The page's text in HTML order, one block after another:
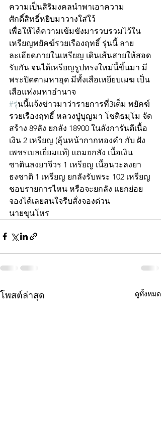
ความเป็นสิริมงคลนำพาเอาความ
ศักดิ์สิทธิ์หยิบมาวางใส่ใว้
เพื่อให้ได้ความเข้มขังมารวบรวมไว้ใน
เหรียญพยัคฆ์รวยเรืองฤทธิ์ รุ่นนี้ ลาย
ละเอียดภายในเหรียญ เดินเส้นสายให้สอด
รับกัน จนได้เหรียญรูปทรงใหม่นี้ขึ้นมา มี
พระปิดตามหาอุด มีทั้งเสือเหยียบเมฆ เป็น
เสือแห่งมหาอำนาจ
#รุ่นนี้แจ้งข่าวมาว่ารายการที่3เต็ม พยัคฆ์
รวยเรืองฤทธิ์ หลวงปู่บุญมา โชติธมฺโม จัด
สร้าง 89ลัง ยกลัง 18900 ในลังการันตีเนื้อ
เงิน 2 เหรียญ (ลุ้นหน้ากากทองคำ กับ ฝัง
เพชรเบลเยี่ยมแท้) แถมยกลัง เนื้อเงิน
ซาตินลงยาจีวร 1 เหรียญ เนื้อนวะลงยา
ธงชาติ 1 เหรียญ ยกลังรับพระ 102 เหรียญ
ชอบรายการไหน หรือจะยกลัง แยกย่อย
จองได้เลยสนใจรีบสั่งจองด่วน
นายขุนโหร
โพสต์ล่าสุด ดูทั้งหมด